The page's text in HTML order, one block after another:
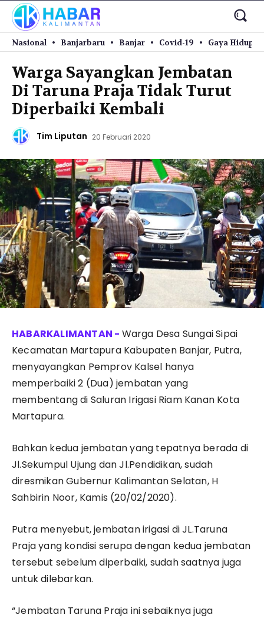
Nasional Banjarbaru Banjar Covid-19 Gaya Hidup
Warga Sayangkan Jembatan
Di Taruna Praja Tidak Turut
Diperbaiki Kembali
Tim Liputan 20 Februari 2020
Warga Desa Sungai Sipai
Kecamatan Martapura Kabupaten Banjar, Putra,
menyayangkan Pemprov Kalsel hanya
memperbaiki 2 (Dua) jembatan yang
membentang di Saluran Irigasi Riam Kanan Kota
Martapura.
Bahkan kedua jembatan yang tepatnya berada di
Jl.Sekumpul Ujung dan Jl.Pendidikan, sudah
diresmikan Gubernur Kalimantan Selatan, H
Sahbirin Noor, Kamis (20/02/2020).
Putra menyebut, jembatan irigasi di JL.Taruna
Praja yang kondisi serupa dengan kedua jembatan
tersebut sebelum diperbaiki, sudah saatnya juga
untuk dilebarkan.
“Jembatan Taruna Praja ini sebaiknya juga